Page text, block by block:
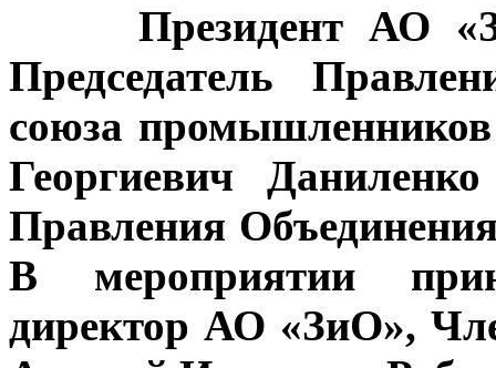
Президент АО
Председатель
союза
Георгиевич
Правления
В мероприятии
директор АО «ЗиО»,